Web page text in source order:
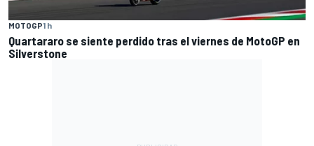
MOTOGP1 h
Quartararo se siente perdido tras el viernes de MotoGP en
Silverstone